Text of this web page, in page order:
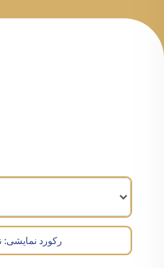
نتایج :رکورد نمایشی